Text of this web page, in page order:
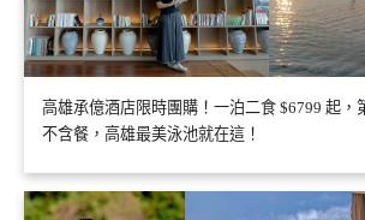
高雄承億酒店限時團購！一泊二食 $6799 起，
不含餐，高雄最美泳池就在這！